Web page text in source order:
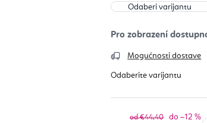
Mogućnosti dostave
od €44,40 do –12 %